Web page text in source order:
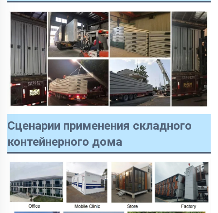
Сценарии применения складного
контейнерного дома